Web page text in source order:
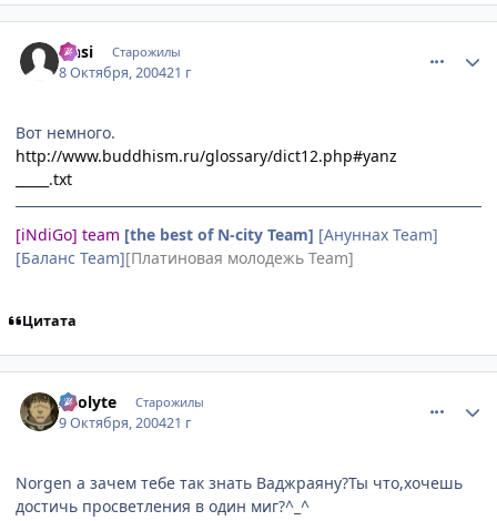
Onsi Старожилы
8 Октября, 200421 г
Вот немного.
http://www.buddhism.ru/glossary/dict12.php#yanz
_____.txt
[iNdiGo] team [the best of N-city Team] [Ануннах Team]
[Баланс Team][Платиновая молодежь Team]
Цитата
Acolyte Старожилы
9 Октября, 200421 г
Norgen а зачем тебе так знать Ваджраяну?Ты что,хочешь
достичь просветления в один миг?^_^